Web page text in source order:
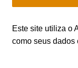
Este site utiliza o
como seus dados